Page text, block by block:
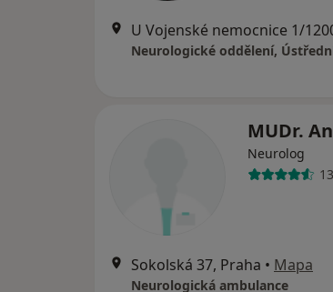
U Vojenské nemocnice 1/
MUDr.
Neurolog
Sokolská 37, Praha • Mapa
Neurologická ambulance